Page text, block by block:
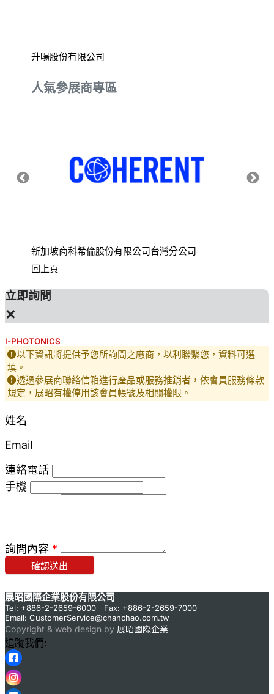
升暘股份有限公司
人氣參展商專區
新加坡商科希倫股份有限公司台灣分公司
回上頁
立即詢問
×
I-PHOTONICS
以下資訊將提供予您所詢問之廠商，以利聯繫您，資料可選
填。
透過參展商聯絡信箱進行產品或服務推銷者，依會員服務條款
規定，展昭有權停用該會員帳號及相關權限。
姓名
Email
連絡電話
手機
詢問內容 *
確認送出
展昭國際企業股份有限公司
Tel: +886-2-2659-6000 Fax: +886-2-2659-7000
Email: CustomerService@chanchao.com.tw
Copyright & web design by 展昭國際企業
追蹤我們: